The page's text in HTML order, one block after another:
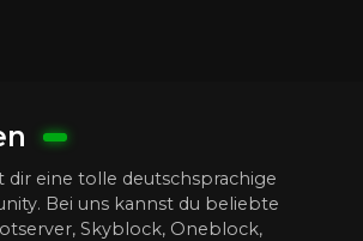
dir eine tolle deutschsprachige
Bei uns kannst du beliebte
Skyblock, Oneblock,